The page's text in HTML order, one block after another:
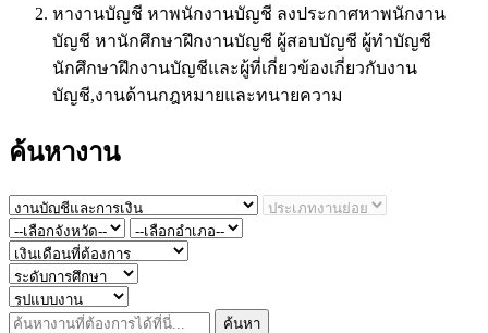
หางานบัญชี หาพนักงานบัญชี ลงประกาศหาพนักงาน
บัญชี หานักศึกษาฝึกงานบัญชี ผู้สอบบัญชี ผู้ทำบัญชี
นักศึกษาฝึกงานบัญชีและผู้ที่เกี่ยวข้องเกี่ยวกับงาน
บัญชี,งานด้านกฎหมายและทนายความ
ค้นหางาน
ค้นหา